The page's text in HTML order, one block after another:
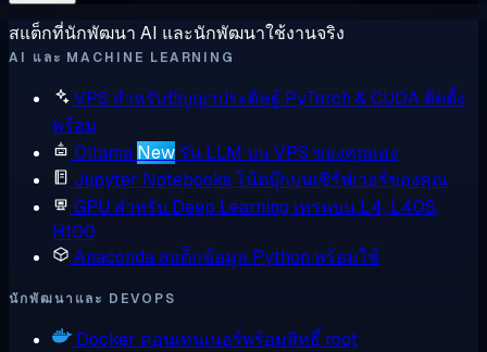
สแต็กที่นักพัฒนา AI และนักพัฒนาใช้งานจริง
AI และ MACHINE LEARNING
VPS สำหรับปัญญาประดิษฐ์ PyTorch & CUDA ติดตั้ง
พร้อม
Ollama New รัน LLM บน VPS ของคุณเอง
Jupyter Notebooks โน้ตบุ๊กบนเซิร์ฟเวอร์ของคุณ
GPU สำหรับ Deep Learning เทรนบน L4, L40S,
H100
Anaconda สแต็กข้อมูล Python พร้อมใช้
นักพัฒนาและ DEVOPS
Docker คอนเทนเนอร์พร้อมสิทธิ์ root